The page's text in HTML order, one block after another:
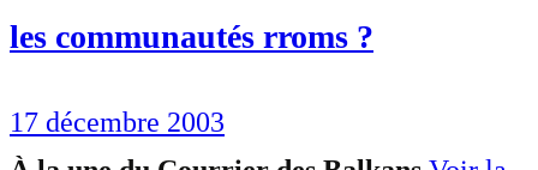
les communautés rroms ?
17 décembre 2003